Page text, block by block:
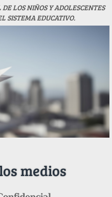
LOS NIÑOS Y ADOLESCENTES
SISTEMA EDUCATIVO.
medios